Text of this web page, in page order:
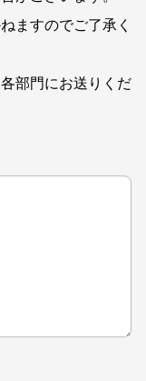
ますのでご了承く
部門にお送りくだ